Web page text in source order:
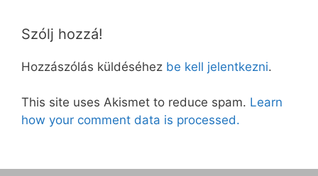
Szólj hozzá!
Hozzászólás küldéséhez be kell jelentkezni.
This site uses Akismet to reduce spam. Learn
how your comment data is processed.